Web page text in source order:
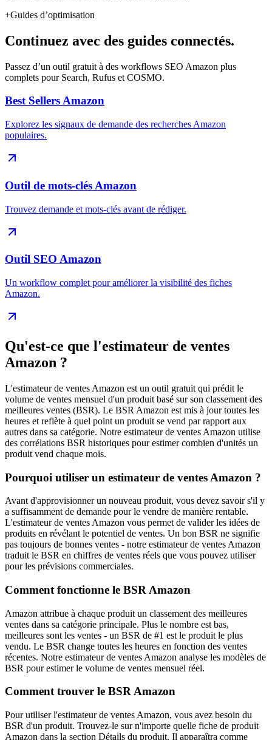
+Guides d’optimisation
Continuez avec des guides connectés.
Passez d’un outil gratuit à des workflows SEO Amazon plus
complets pour Search, Rufus et COSMO.
Best Sellers Amazon
Explorez les signaux de demande des recherches Amazon
populaires.
Outil de mots-clés Amazon
Trouvez demande et mots-clés avant de rédiger.
Outil SEO Amazon
Un workflow complet pour améliorer la visibilité des fiches
Amazon.
Qu'est-ce que l'estimateur de ventes
Amazon ?
L'estimateur de ventes Amazon est un outil gratuit qui prédit le
volume de ventes mensuel d'un produit basé sur son classement des
meilleures ventes (BSR). Le BSR Amazon est mis à jour toutes les
heures et reflète à quel point un produit se vend par rapport aux
autres dans sa catégorie. Notre estimateur de ventes Amazon utilise
des corrélations BSR historiques pour estimer combien d'unités un
produit vend chaque mois.
Pourquoi utiliser un estimateur de ventes Amazon ?
Avant d'approvisionner un nouveau produit, vous devez savoir s'il y
a suffisamment de demande pour le vendre de manière rentable.
L'estimateur de ventes Amazon vous permet de valider les idées de
produits en révélant le potentiel de ventes. Un bon BSR ne signifie
pas toujours de bonnes ventes - notre estimateur de ventes Amazon
traduit le BSR en chiffres de ventes réels que vous pouvez utiliser
pour les prévisions commerciales.
Comment fonctionne le BSR Amazon
Amazon attribue à chaque produit un classement des meilleures
ventes dans sa catégorie principale. Plus le nombre est bas,
meilleures sont les ventes - un BSR de #1 est le produit le plus
vendu. Le BSR change toutes les heures en fonction des ventes
récentes. Notre estimateur de ventes Amazon analyse les modèles de
BSR pour estimer le volume de ventes mensuel réel.
Comment trouver le BSR Amazon
Pour utiliser l'estimateur de ventes Amazon, vous avez besoin du
BSR d'un produit. Trouvez-le sur n'importe quelle fiche de produit
Amazon dans la section Détails du produit. Il apparaîtra comme